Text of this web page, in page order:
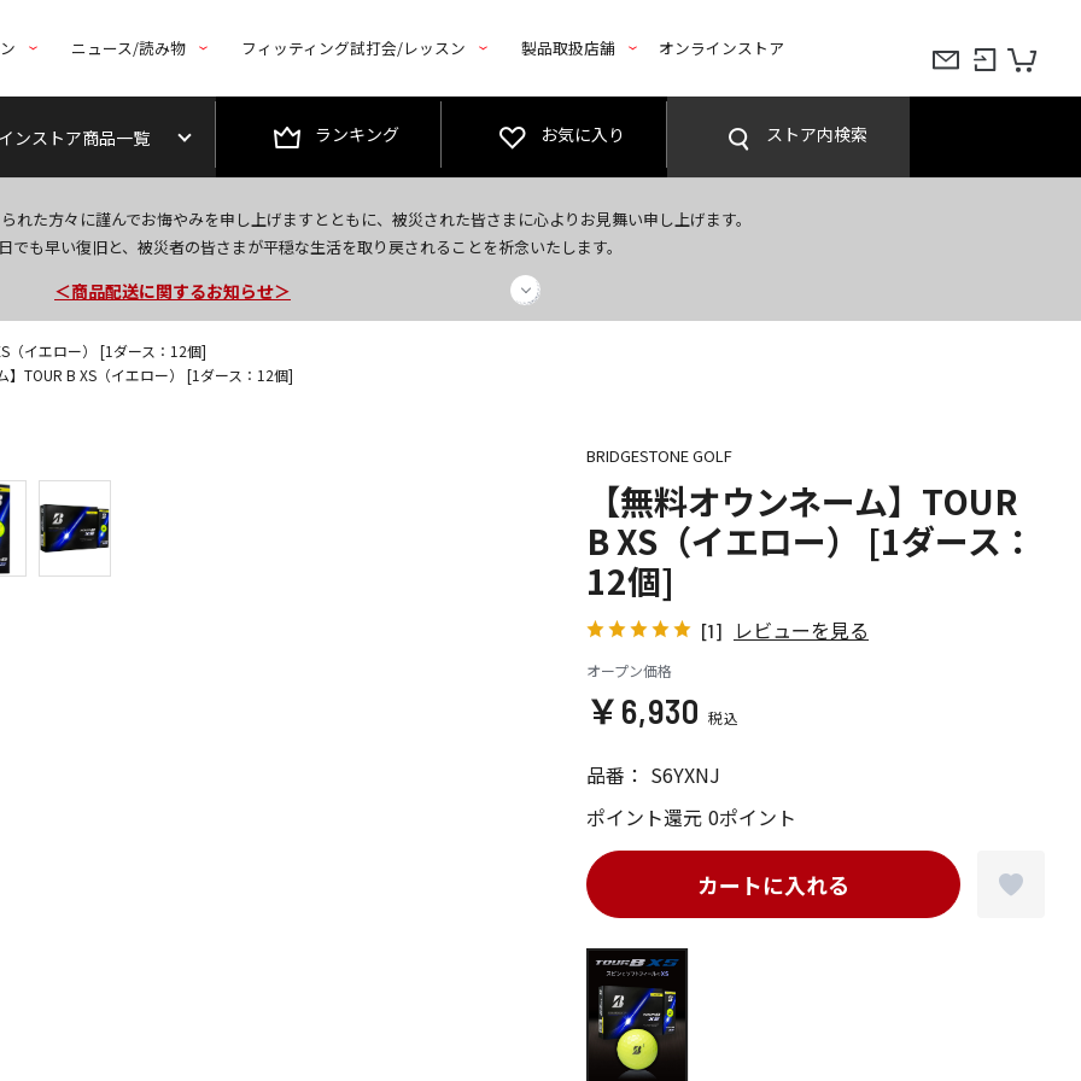
ニュース/読み物 フィッティング試打会/レッスン 製品取扱店舗 オンラインストア
ンストア商品一覧 ランキング お気に入り ストア内検索
れた方々に謹んでお悔やみを申し上げますとともに、被災された皆さまに心よりお見舞い申し上げます。
でも早い復旧と、被災者の皆さまが平穏な生活を取り戻されることを祈念いたします。
今なら新規会員登録で1,000円OFFクーポンプレゼント！
＜商品配送に関するお知らせ＞
＜夏季休暇中のご注文・発送・お問い合わせ＞
（イエロー） [1ダース：12個]
】TOUR B XS（イエロー） [1ダース：12個]
BRIDGESTONE GOLF
【無料オウンネーム】TOUR
B XS（イエロー） [1ダース：
12個]
[1] レビューを見る
オープン価格
￥6,930
品番： S6YXNJ
ポイント還元 0ポイント
カートに入れる